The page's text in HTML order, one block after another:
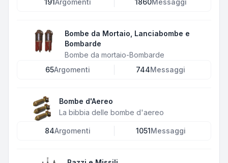
191Argomenti 1860Messaggi
Bombe da Mortaio, Lanciabombe e
Bombarde
Bombe da mortaio-Bombarde
65Argomenti 744Messaggi
Bombe d'Aereo
La bibbia delle bombe d'aereo
84Argomenti 1051 Messaggi